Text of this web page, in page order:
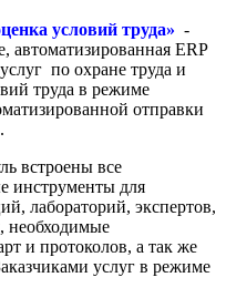
условий труда» -
автоматизированная ERP
по охране труда и
труда в режиме
отправки
встроены все
инструменты для
лабораторий, экспертов,
необходимые
и протоколов, а так же
услуг в режиме